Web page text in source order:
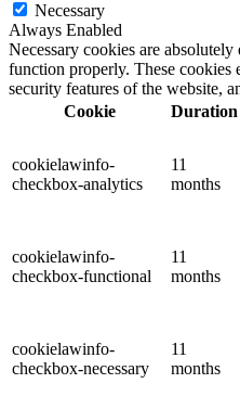
Necessary
Always Enabled
Necessary cookies are
function properly. These cookies
security features of the website,
Cookie
Duration
cookielawinfo-
checkbox-analytics
11
months
cookielawinfo-
checkbox-functional
11
months
cookielawinfo-
checkbox-necessary
11
months